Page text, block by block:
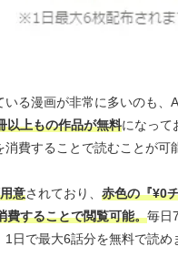
いる漫画が非常に多いのも、
以上もの作品が無料になって
費することで読むことが可
意されており、 赤色の『¥0
費することで閲覧可能。毎日
日で最大6話分を無料で読め